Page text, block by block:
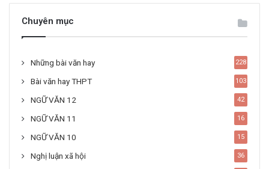
Chuyên mục
Những bài văn hay 228
Bài văn hay THPT 103
NGỮ VĂN 12 42
NGỮ VĂN 11 16
NGỮ VĂN 10 15
Nghị luận xã hội 36